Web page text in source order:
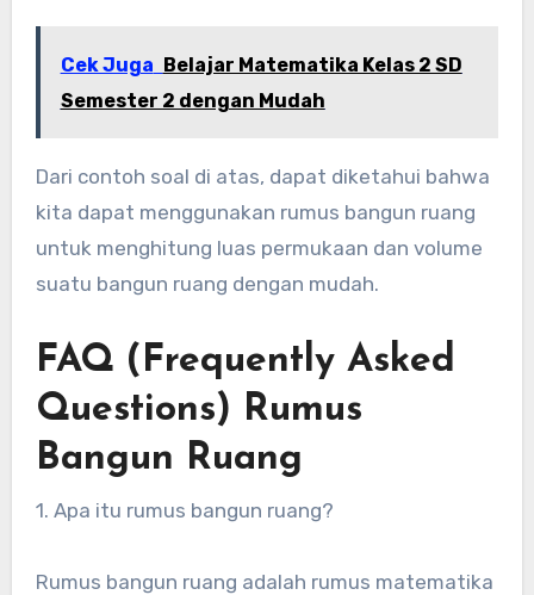
Cek Juga Belajar Matematika Kelas 2 SD
Semester 2 dengan Mudah
Dari contoh soal di atas, dapat diketahui bahwa
kita dapat menggunakan rumus bangun ruang
untuk menghitung luas permukaan dan volume
suatu bangun ruang dengan mudah.
FAQ (Frequently Asked
Questions) Rumus
Bangun Ruang
1. Apa itu rumus bangun ruang?
Rumus bangun ruang adalah rumus matematika